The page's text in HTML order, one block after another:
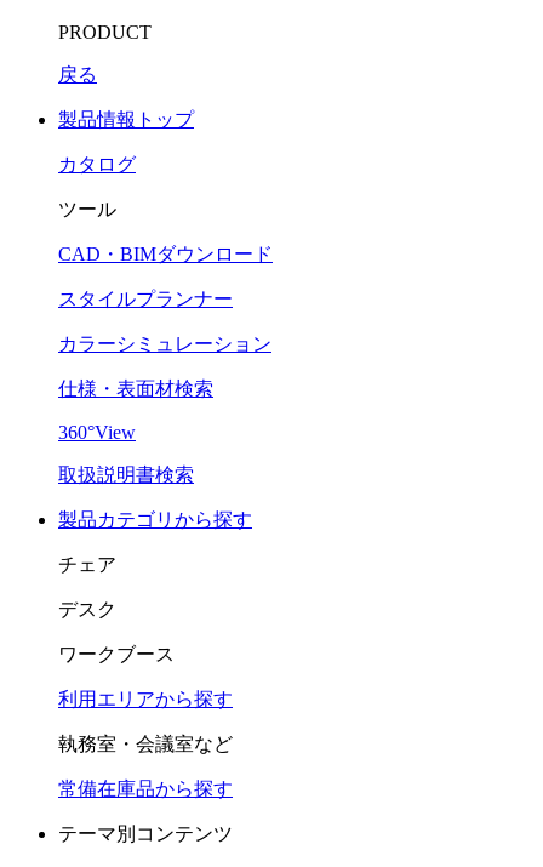
PRODUCT
戻る
製品情報トップ
カタログ
ツール
CAD・BIMダウンロード
スタイルプランナー
カラーシミュレーション
仕様・表面材検索
360°View
取扱説明書検索
製品カテゴリから探す
チェア
デスク
ワークブース
利用エリアから探す
執務室・会議室など
常備在庫品から探す
テーマ別コンテンツ